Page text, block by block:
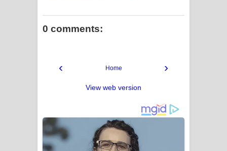
0 comments:
‹ ›
Home
View web version